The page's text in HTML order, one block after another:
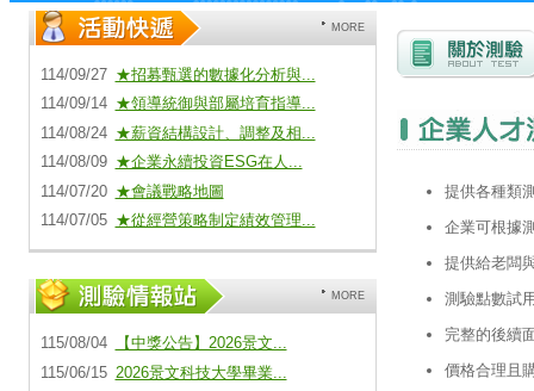
MORE
114/09/27 ★招募甄選的數據化分析與...
114/09/14 ★領導統御與部屬培育指導...
114/08/24 ★薪資結構設計、調整及相...
114/08/09 ★企業永續投資ESG在人...
114/07/20 ★會議戰略地圖
114/07/05 ★從經營策略制定績效管理...
MORE
115/08/04
【中獎公告】2026景文...
115/06/15 2026景文科技大學畢業...
提供各種類
企業可根據
提供給老闆
測驗點數試
完整的後續
價格合理且